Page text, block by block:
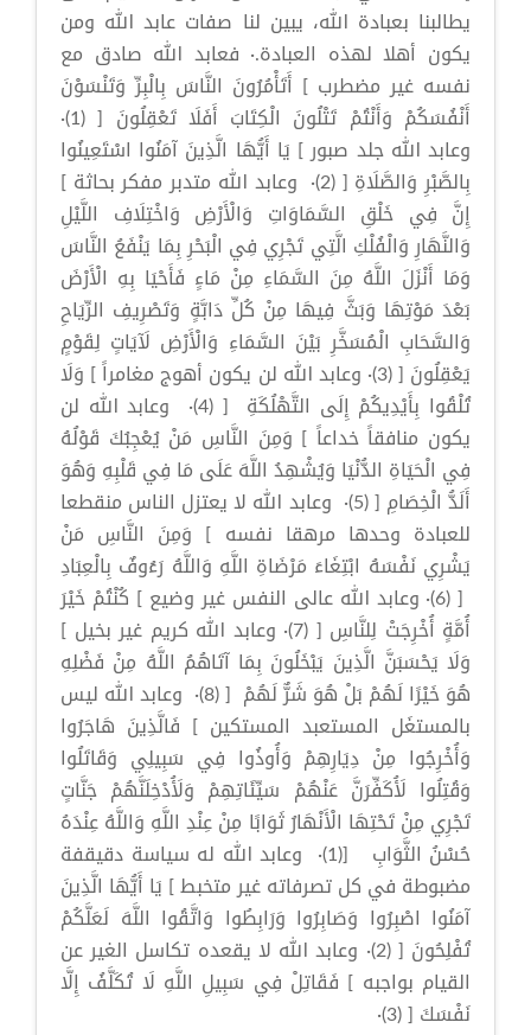
يطالبنا بعبادة الله، يبين لنا صفات عابد الله ومن
يكون أهلا لهذه العبادة.· فعابد الله صادق مع
نفسه غير مضطرب ] أَتَأْمُرُونَ النَّاسَ بِالْبِرِّ وَتَنْسَوْنَ
أَنْفُسَكُمْ وَأَنْتُمْ تَتْلُونَ الْكِتَابَ أَفَلَا تَعْقِلُونَ [ (1)·
وعابد الله جلد صبور ] يَا أَيُّهَا الَّذِينَ آمَنُوا اسْتَعِينُوا
بِالصَّبْرِ وَالصَّلَاةِ [ (2)· وعابد الله متدبر مفكر بحاثة ]
إِنَّ فِي خَلْقِ السَّمَاوَاتِ وَالْأَرْضِ وَاخْتِلَافِ اللَّيْلِ
وَالنَّهَارِ وَالْفُلْكِ الَّتِي تَجْرِي فِي الْبَحْرِ بِمَا يَنْفَعُ النَّاسَ
وَمَا أَنْزَلَ اللَّهُ مِنَ السَّمَاءِ مِنْ مَاءٍ فَأَحْيَا بِهِ الْأَرْضَ
بَعْدَ مَوْتِهَا وَبَثَّ فِيهَا مِنْ كُلِّ دَابَّةٍ وَتَصْرِيفِ الرِّيَاحِ
وَالسَّحَابِ الْمُسَخَّرِ بَيْنَ السَّمَاءِ وَالْأَرْضِ لَآيَاتٍ لِقَوْمٍ
يَعْقِلُونَ [ (3)· وعابد الله لن يكون أهوج مغامراً ] وَلَا
تُلْقُوا بِأَيْدِيكُمْ إِلَى التَّهْلُكَةِ [ (4)· وعابد الله لن
يكون منافقاً خداعاً ] وَمِنَ النَّاسِ مَنْ يُعْجِبُكَ قَوْلُهُ
فِي الْحَيَاةِ الدُّنْيَا وَيُشْهِدُ اللَّهَ عَلَى مَا فِي قَلْبِهِ وَهُوَ
أَلَدُّ الْخِصَامِ [ (5)· وعابد الله لا يعتزل الناس منقطعا
للعبادة وحدها مرهقا نفسه ] وَمِنَ النَّاسِ مَنْ
يَشْرِي نَفْسَهُ ابْتِغَاءَ مَرْضَاةِ اللَّهِ وَاللَّهُ رَءُوفٌ بِالْعِبَادِ
[ (6)· وعابد الله عالى النفس غير وضيع ] كُنْتُمْ خَيْرَ
أُمَّةٍ أُخْرِجَتْ لِلنَّاسِ [ (7)· وعابد الله كريم غير بخيل ]
وَلَا يَحْسَبَنَّ الَّذِينَ يَبْخَلُونَ بِمَا آتَاهُمُ اللَّهُ مِنْ فَضْلِهِ
هُوَ خَيْرًا لَهُمْ بَلْ هُوَ شَرٌّ لَهُمْ [ (8)· وعابد الله ليس
بالمستغَل المستعبد المستكين ] فَالَّذِينَ هَاجَرُوا
وَأُخْرِجُوا مِنْ دِيَارِهِمْ وَأُوذُوا فِي سَبِيلِي وَقَاتَلُوا
وَقُتِلُوا لَأُكَفِّرَنَّ عَنْهُمْ سَيِّئَاتِهِمْ وَلَأُدْخِلَنَّهُمْ جَنَّاتٍ
تَجْرِي مِنْ تَحْتِهَا الْأَنْهَارُ ثَوَابًا مِنْ عِنْدِ اللَّهِ وَاللَّهُ عِنْدَهُ
حُسْنُ الثَّوَابِ [(1)· وعابد الله له سياسة دقيقفة
مضبوطة في كل تصرفاته غير متخبط ] يَا أَيُّهَا الَّذِينَ
آمَنُوا اصْبِرُوا وَصَابِرُوا وَرَابِطُوا وَاتَّقُوا اللَّهَ لَعَلَّكُمْ
تُفْلِحُونَ [ (2)· وعابد الله لا يقعده تكاسل الغير عن
القيام بواجبه ] فَقَاتِلْ فِي سَبِيلِ اللَّهِ لَا تُكَلَّفُ إِلَّا
نَفْسَكَ [ (3)·